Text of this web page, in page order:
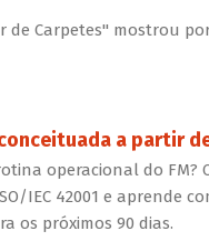
de Carpetes" mostrou
a partir
operacional do
IEC 42001 e aprende
os próximos 90 dias.